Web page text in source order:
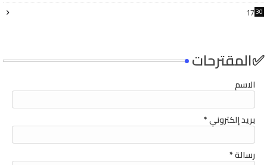
1730
4
✅المقترحات
الاسم
بريد إلكتروني*
رسالة*